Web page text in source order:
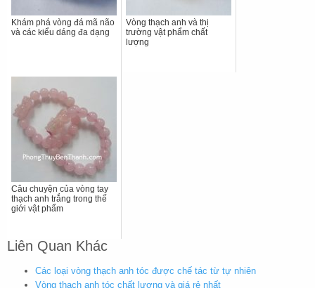
Khám phá vòng đá mã não
và các kiểu dáng đa dạng
Vòng thạch anh và thị
trường vật phẩm chất
lượng
Câu chuyện của vòng tay
thạch anh trắng trong thế
giới vật phẩm
Liên Quan Khác
Các loại vòng thạch anh tóc được chế tác từ tự nhiên
Vòng thạch anh tóc chất lượng và giá rẻ nhất